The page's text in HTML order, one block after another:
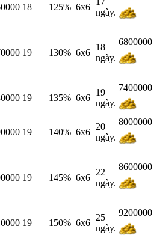
18 125% 6x6
ngày.
19 130% 6x6
18
ngày.
6800000
19 135% 6x6
19
ngày.
7400000
19 140% 6x6
20
ngày.
8000000
19 145% 6x6
22
ngày.
8600000
19 150% 6x6
25
ngày.
9200000